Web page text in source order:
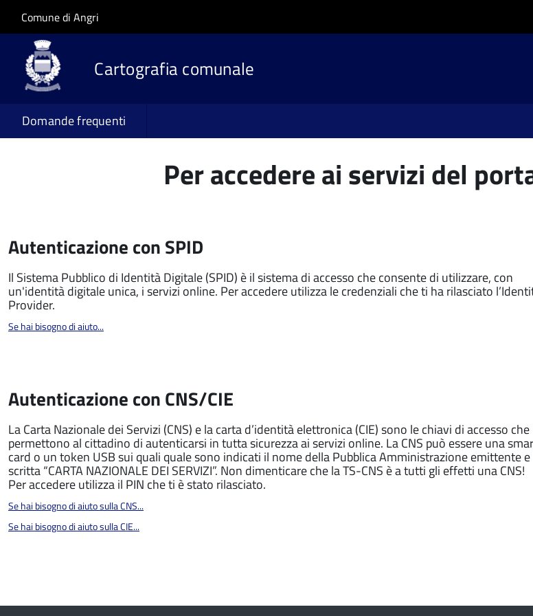
Salta al contenuto principale
Skip to site navigation
Comune di Angri
Cartografia comunale
Domande frequenti
Per accedere ai servizi del
Autenticazione con SPID
Il Sistema Pubblico di Identità Digitale (SPID) è il sistema di accesso che consente di utilizzare, con
un'identità digitale unica, i servizi online. Per accedere utilizza le credenziali che ti ha rilasciato
Provider.
Se hai bisogno di aiuto...
Autenticazione con CNS/CIE
La Carta Nazionale dei Servizi (CNS) e la carta d’identità elettronica (CIE) sono le chiavi di accesso che
permettono al cittadino di autenticarsi in tutta sicurezza ai servizi online. La CNS può essere una
card o un token USB sui quali quale sono indicati il nome della Pubblica Amministrazione emittente e
scritta “CARTA NAZIONALE DEI SERVIZI”. Non dimenticare che la TS-CNS è a tutti gli effetti una CNS!
Per accedere utilizza il PIN che ti è stato rilasciato.
Se hai bisogno di aiuto sulla CNS...
Se hai bisogno di aiuto sulla CIE...